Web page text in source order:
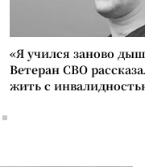
«Я учился заново
Ветеран СВО
жить с